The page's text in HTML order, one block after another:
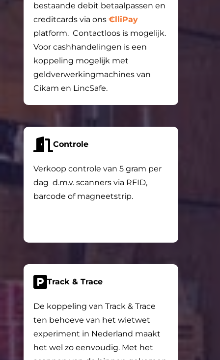
bestaande debit betaalpassen en
creditcards via ons €lliPay
platform. Contactloos is mogelijk.
Voor cashhandelingen is een
koppeling mogelijk met
geldverwerkingmachines van
Cikam en LincSafe.
Controle
Verkoop controle van 5 gram per
dag d.m.v. scanners via RFID,
barcode of magneetstrip.
Track & Trace
De koppeling van Track & Trace
ten behoeve van het wietwet
experiment in Nederland maakt
het wel zo eenvoudig. Met het